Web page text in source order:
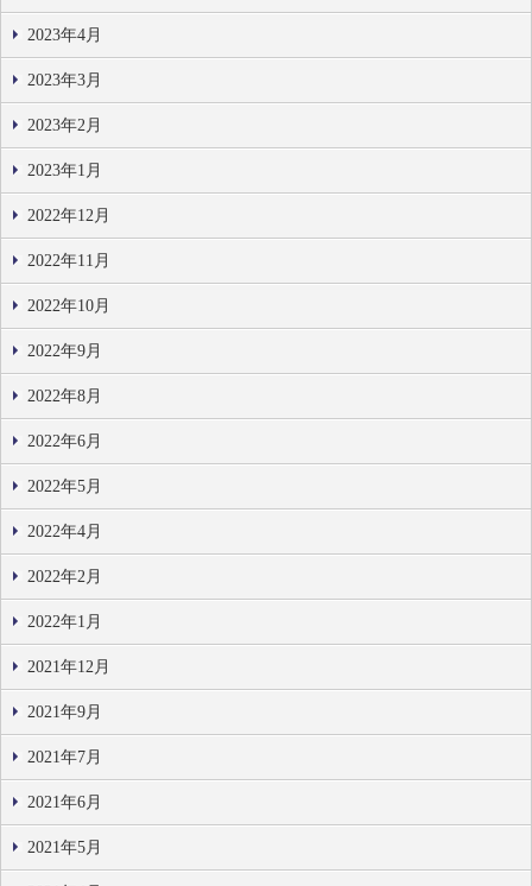
2023年4月
2023年3月
2023年2月
2023年1月
2022年12月
2022年11月
2022年10月
2022年9月
2022年8月
2022年6月
2022年5月
2022年4月
2022年2月
2022年1月
2021年12月
2021年9月
2021年7月
2021年6月
2021年5月